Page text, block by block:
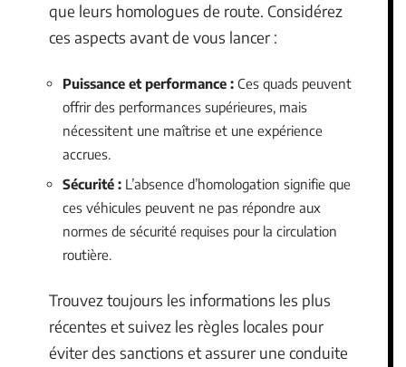
que leurs homologues de route. Considérez
ces aspects avant de vous lancer :
Puissance et performance : Ces quads peuvent
offrir des performances supérieures, mais
nécessitent une maîtrise et une expérience
accrues.
Sécurité : L’absence d’homologation signifie que
ces véhicules peuvent ne pas répondre aux
normes de sécurité requises pour la circulation
routière.
Trouvez toujours les informations les plus
récentes et suivez les règles locales pour
éviter des sanctions et assurer une conduite